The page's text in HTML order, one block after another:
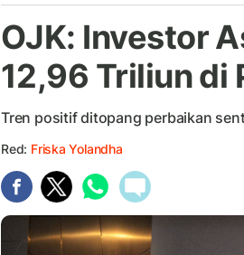
OJK: Investor
12,96 Triliun di
Tren positif ditopang perbaikan
Red: Friska Yolandha